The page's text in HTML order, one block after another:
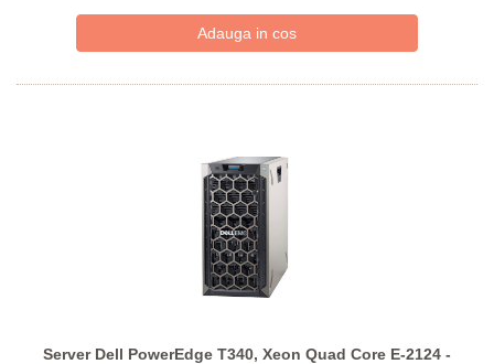
Server Dell PowerEdge T340, Xeon Quad Core E-2124 -